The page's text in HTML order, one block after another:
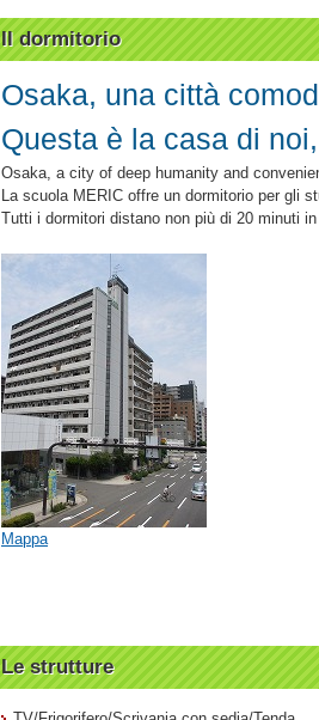
Il dormitorio
Osaka, una città
Questa è la casa di
Osaka, a city of deep humanity and
La scuola MERIC offre un dormitorio per gli
Tutti i dormitori distano non più di 20 minuti
Mappa
Le strutture